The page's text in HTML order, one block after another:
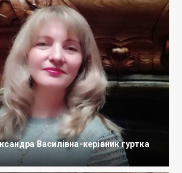
Василівна-керівник гуртка